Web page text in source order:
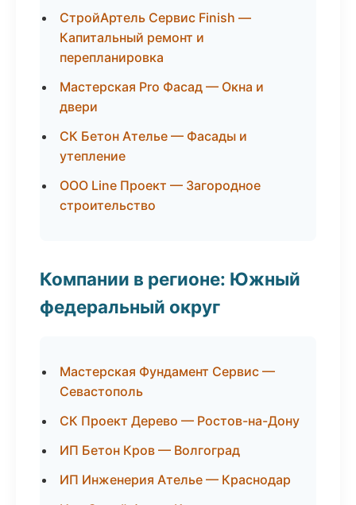
СтройАртель Сервис Finish —
Капитальный ремонт и
перепланировка
Мастерская Pro Фасад — Окна и
двери
СК Бетон Ателье — Фасады и
утепление
ООО Line Проект — Загородное
строительство
Компании в регионе: Южный
федеральный округ
Мастерская Фундамент Сервис —
Севастополь
СК Проект Дерево — Ростов-на-Дону
ИП Бетон Кров — Волгоград
ИП Инженерия Ателье — Краснодар